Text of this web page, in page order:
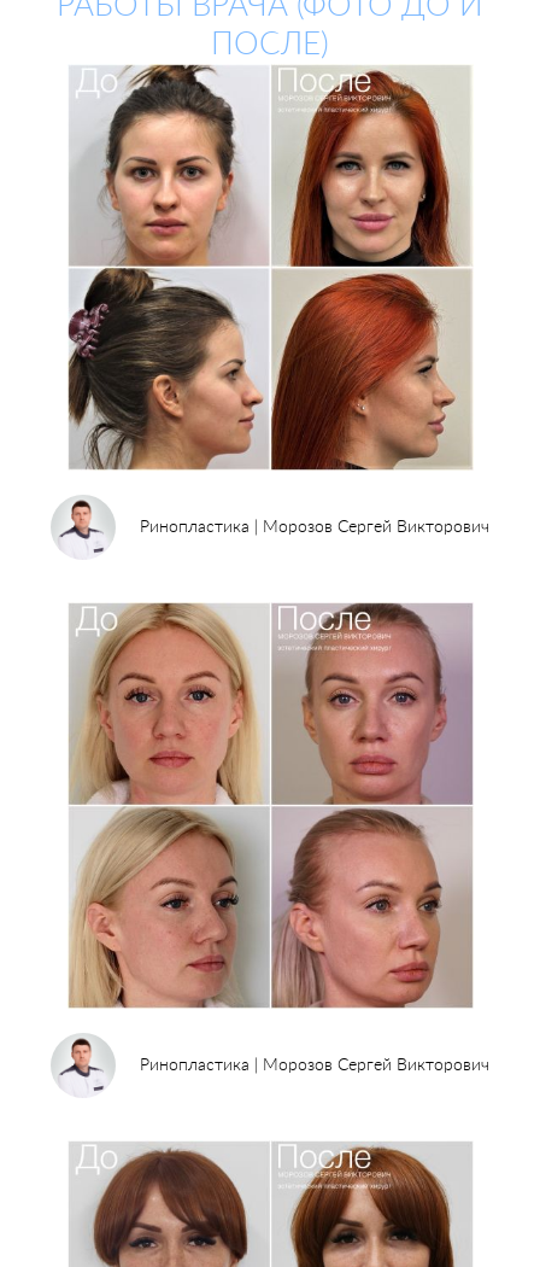
ПОСЛЕ)
Ринопластика | Морозов Сергей Викторович
Ринопластика | Морозов Сергей Викторович